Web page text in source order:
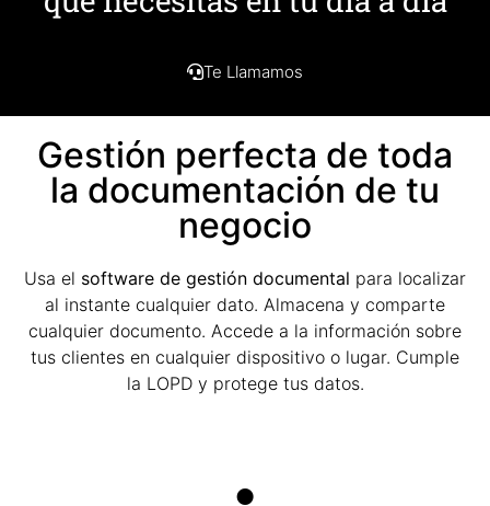
Te Llamamos
Gestión perfecta de toda
la documentación de tu
negocio
Usa el software de gestión documental para localizar
al instante cualquier dato. Almacena y comparte
cualquier documento. Accede a la información sobre
tus clientes en cualquier dispositivo o lugar. Cumple
la LOPD y protege tus datos.